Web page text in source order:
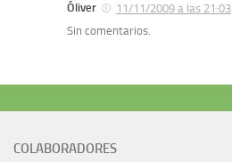
Óliver
11/11/2009 a las 21:03
Sin comentarios.
COLABORADORES